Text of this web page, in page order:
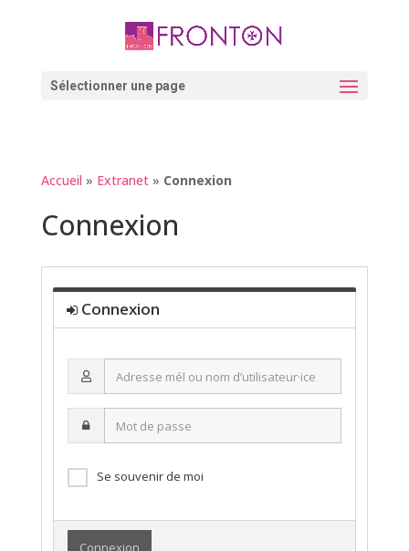
Sélectionner une page
Accueil » Extranet» Connexion
Connexion
Connexion
mél
nom
d’utilisateur·ice
Se souvenir de moi